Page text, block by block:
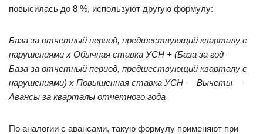
повысилась до 8 %, используют другую формулу:
База за отчетный период, предшествующий кварталу с
нарушениями х Обычная ставка УСН + (База за год —
База за отчетный период, предшествующий кварталу с
нарушениями) х Повышенная ставка УСН — Вычеты —
Авансы за кварталы отчетного года
По аналогии с авансами, такую формулу применяют при